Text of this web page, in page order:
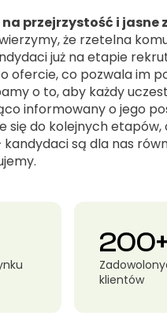
przejrzystość i jasne
że rzetelna
już na etapie
ofercie, co pozwala im
o to, aby każdy
informowany o jego
się do kolejnych
są dla nas
klientów